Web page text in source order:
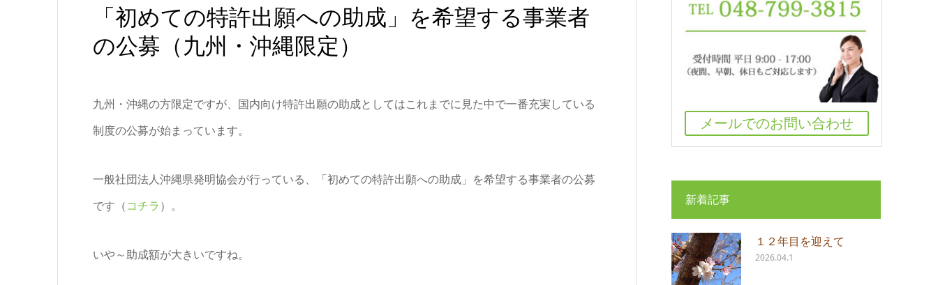
「初めての特許出願への助成」を希望する事業者
の公募（九州・沖縄限定）
九州・沖縄の方限定ですが、国内向け特許出願の助成としてはこれまでに見た中で一番充実している
制度の公募が始まっています。
一般社団法人沖縄県発明協会が行っている、「初めての特許出願への助成」を希望する事業者の公募
です（コチラ）。
いや～助成額が大きいですね。
メールでのお問い合わせ
新着記事
１２年目を迎えて
2026.04.1